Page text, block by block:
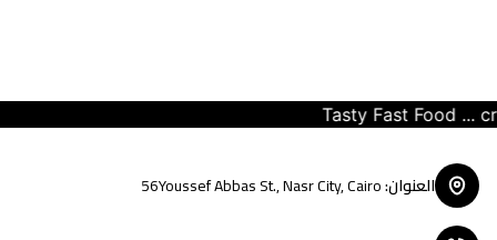
Tasty Fast Food ...
العنوان:
56Youssef Abbas St., Nasr City, Cairo